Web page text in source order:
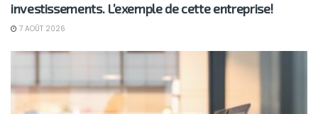
investissements. L’exemple de cette entreprise!
7 AOÛT 2026